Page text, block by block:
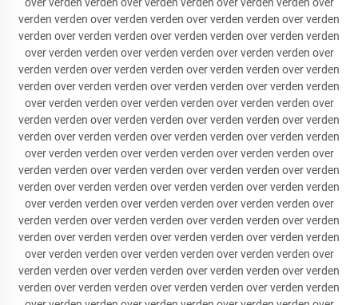
verden verden over verden verden over verden verden over verden
verden over verden verden over verden verden over verden verden
over verden verden over verden verden over verden verden over
verden verden over verden verden over verden verden over verden
verden over verden verden over verden verden over verden verden
over verden verden over verden verden over verden verden over
verden verden over verden verden over verden verden over verden
verden over verden verden over verden verden over verden verden
over verden verden over verden verden over verden verden over
verden verden over verden verden over verden verden over verden
verden over verden verden over verden verden over verden verden
over verden verden over verden verden over verden verden over
verden verden over verden verden over verden verden over verden
verden over verden verden over verden verden over verden verden
over verden verden over verden verden over verden verden over
verden verden over verden verden over verden verden over verden
verden over verden verden over verden verden over verden verden